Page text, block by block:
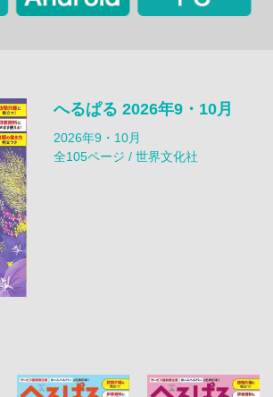
へるぱる 2026年9・10月
2026年9・10月
全105ページ / 世界文化社